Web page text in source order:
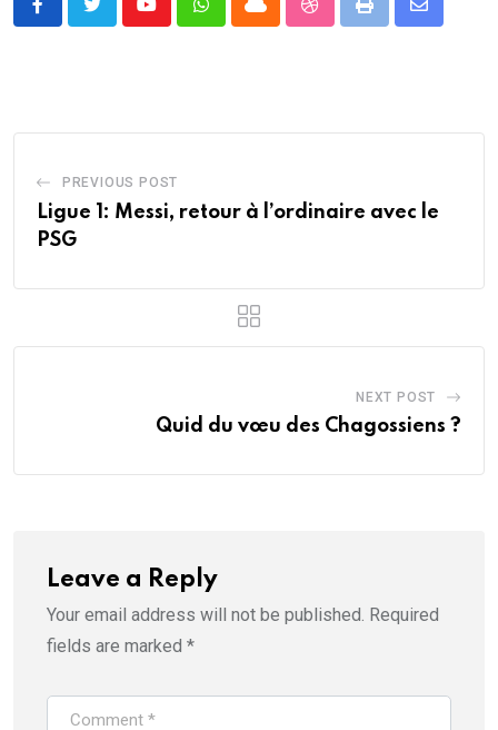
YoutubeWhatsappCloud StumbleUpon
Print
Share
PREVIOUS POST
Ligue 1: Messi, retour à l’ordinaire avec le
PSG
NEXT POST
Quid du vœu des Chagossiens ?
Leave a Reply
Your email address will not be published. Required
fields are marked *